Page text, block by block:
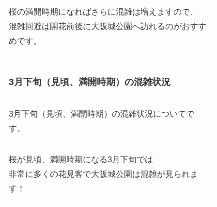
桜の満開時期になればさらに混雑は増えますので、
混雑回避は開花前後に大阪城公園へ訪れるのがおすす
めです。
3月下旬（見頃、満開時期）の混雑状況
3月下旬（見頃、満開時期）の混雑状況についてで
す。
桜が見頃、満開時期になる3月下旬では
非常に多くの花見客で大阪城公園は混雑が見られま
す！